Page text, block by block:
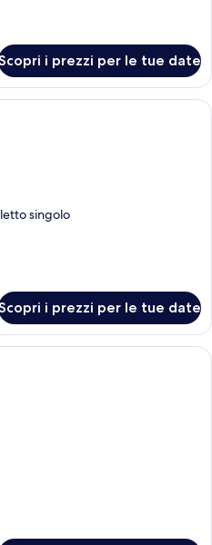
i prezzi per le tue date
Un edificio in legno tradizionale con
letto singolo
i prezzi per le tue date
Un edificio tradizionale giapponese